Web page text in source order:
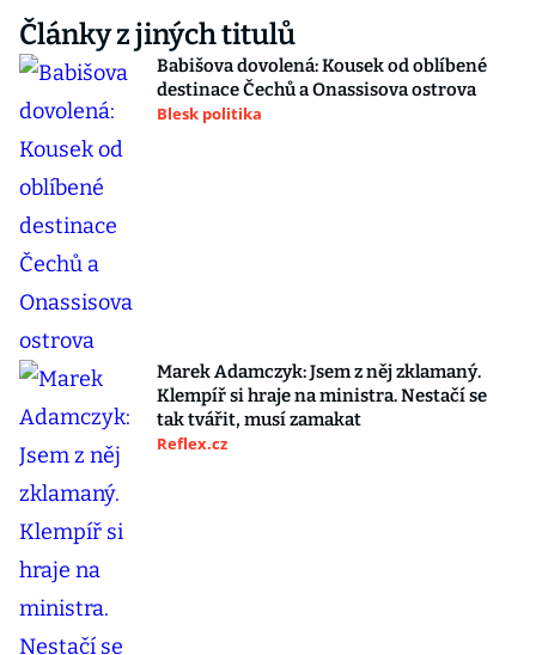
Články z jiných titulů
Babišova dovolená: Kousek od oblíbené
destinace Čechů a Onassisova ostrova
Blesk politika
Marek Adamczyk: Jsem z něj zklamaný.
Klempíř si hraje na ministra. Nestačí se
tak tvářit, musí zamakat
Reflex.cz